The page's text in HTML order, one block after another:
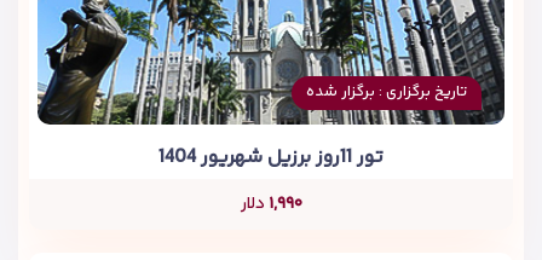
تاریخ برگزاری : برگزار شده
تور 11روز برزیل شهریور 1404
۱,۹۹۰ دلار